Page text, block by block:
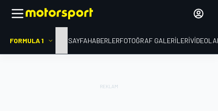
FORMULA 1 ANA SAYFAHABERLERFOTOĞRAF GALERILERI